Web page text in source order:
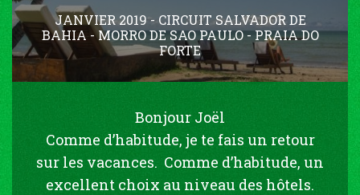
JANVIER 2019 - CIRCUIT SALVADOR DE
BAHIA - MORRO DE SAO PAULO - PRAIA DO
FORTE
Bonjour Joël
Comme d’habitude, je te fais un retour
sur les vacances. Comme d’habitude, un
excellent choix au niveau des hôtels.